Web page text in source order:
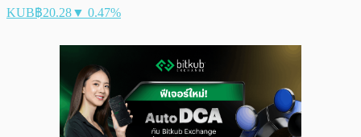
KUB฿20.28▼ 0.47%